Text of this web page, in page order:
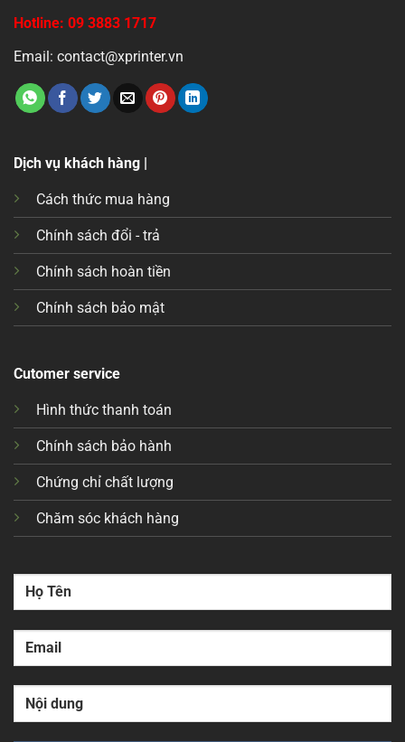
Hotline: 09 3883 1717
Email: contact@xprinter.vn
Dịch vụ khách hàng |
Cách thức mua hàng
Chính sách đổi - trả
Chính sách hoàn tiền
Chính sách bảo mật
Cutomer service
Hình thức thanh toán
Chính sách bảo hành
Chứng chỉ chất lượng
Chăm sóc khách hàng